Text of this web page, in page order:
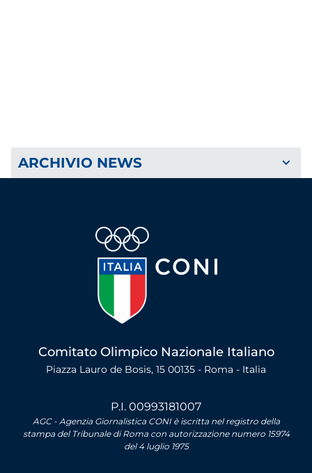
ARCHIVIO NEWS
Comitato Olimpico Nazionale Italiano
Piazza Lauro de Bosis, 15 00135 - Roma - Italia
P.I. 00993181007
AGC - Agenzia Giornalistica CONI è iscritta nel registro della
stampa del Tribunale di Roma con autorizzazione numero 15974
del 4 luglio 1975